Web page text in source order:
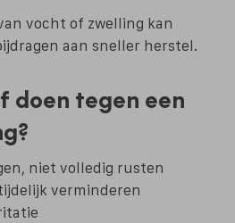
vocht of zwelling kan
aan sneller herstel.
doen tegen een
niet volledig rusten
verminderen